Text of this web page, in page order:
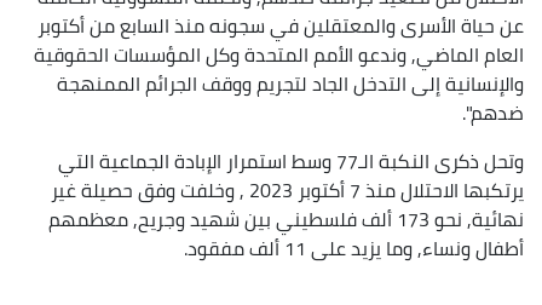
عن حياة الأسرى والمعتقلين في سجونه منذ السابع من أكتوبر
العام الماضي, وندعو الأمم المتحدة وكل المؤسسات الحقوقية
والإنسانية إلى التدخل الجاد لتجريم ووقف الجرائم الممنهجة
ضدهم".
وتحل ذكرى النكبة الـ77 وسط استمرار الإبادة الجماعية التي
يرتكبها الاحتلال منذ 7 أكتوبر 2023 , وخلفت وفق حصيلة غير
نهائية, نحو 173 ألف فلسطيني بين شهيد وجريح, معظمهم
أطفال ونساء, وما يزيد على 11 ألف مفقود.